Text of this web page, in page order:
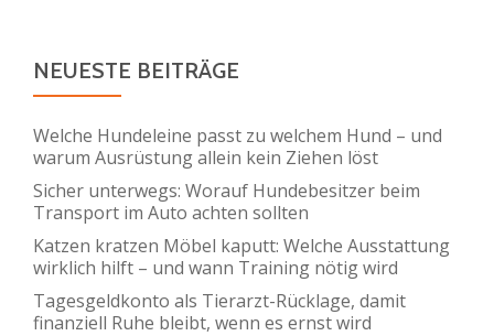
NEUESTE BEITRÄGE
Welche Hundeleine passt zu welchem Hund – und
warum Ausrüstung allein kein Ziehen löst
Sicher unterwegs: Worauf Hundebesitzer beim
Transport im Auto achten sollten
Katzen kratzen Möbel kaputt: Welche Ausstattung
wirklich hilft – und wann Training nötig wird
Tagesgeldkonto als Tierarzt-Rücklage, damit
finanziell Ruhe bleibt, wenn es ernst wird